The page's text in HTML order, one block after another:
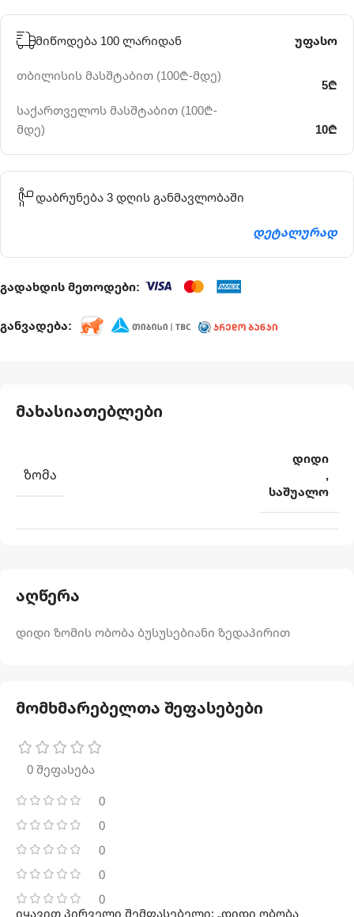
მიწოდება 100 ლარიდან
თბილისის მასშტაბით (100₾-მდე)
საქართველოს მასშტაბით (100₾-
მდე)
უფასო
5₾
10₾
დაბრუნება 3 დღის განმავლობაში
დეტალურად
გადახდის მეთოდები:
განვადება:
აღწერა
დიდი ზომის ობობა ბუსუსებიანი ზედაპირით
მახასიათებლები
ᲖᲝᲛᲐ
დიდი
,
საშუალო
მომხმარებელთა შეფასებები
0 შეფასება
0
0
0
0
0
იყავით პირველი შემფასებელი: „დიდი ობობა